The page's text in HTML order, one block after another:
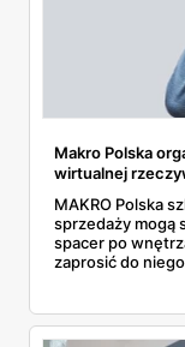
Makro Polska
wirtualnej
MAKRO Polska
sprzedaży mogą
spacer po
zaprosić do